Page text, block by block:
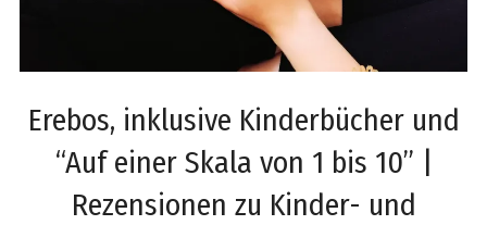
Erebos, inklusive Kinderbücher und
“Auf einer Skala von 1 bis 10” |
Rezensionen zu Kinder- und